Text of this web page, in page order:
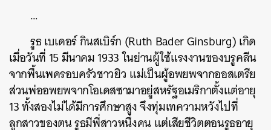
…
รูธเบเดอร์กินสเบิร์ก (Ruth Bader Ginsburg)เกิด
เมื่อวันที่15มีนาคม1933ในย่านผู้ใช้แรงงานของบรูคลีน
จากพื้นเพครอบครัวชาวยิว แม่เป็นผู้อพยพจากออสเตรีย
ส่วนพ่ออพยพจากโอเดสซามาอยู่สหรัฐอเมริกาตั้งแต่อายุ
13ทั้งสองไม่ได้มีการศึกษาสูงจึงทุ่มเทความหวังไปที่
ลูกสาวของตนรูธมีพี่สาวหนึ่งคนแต่เสียชีวิตตอนรูธอายุ